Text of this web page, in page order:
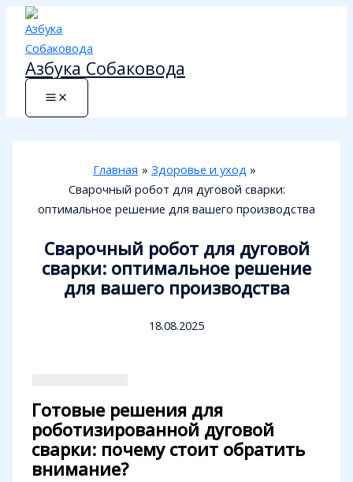
Перейти
содержимому
Азбука Собаковода
Главная
Здоровье и уход
Сварочный робот для дуговой сварки:
оптимальное решение для вашего производства
Сварочный робот для дуговой
сварки: оптимальное решение
для вашего производства
18.08.2025
Готовые решения для
роботизированной дуговой
сварки: почему стоит обратить
внимание?